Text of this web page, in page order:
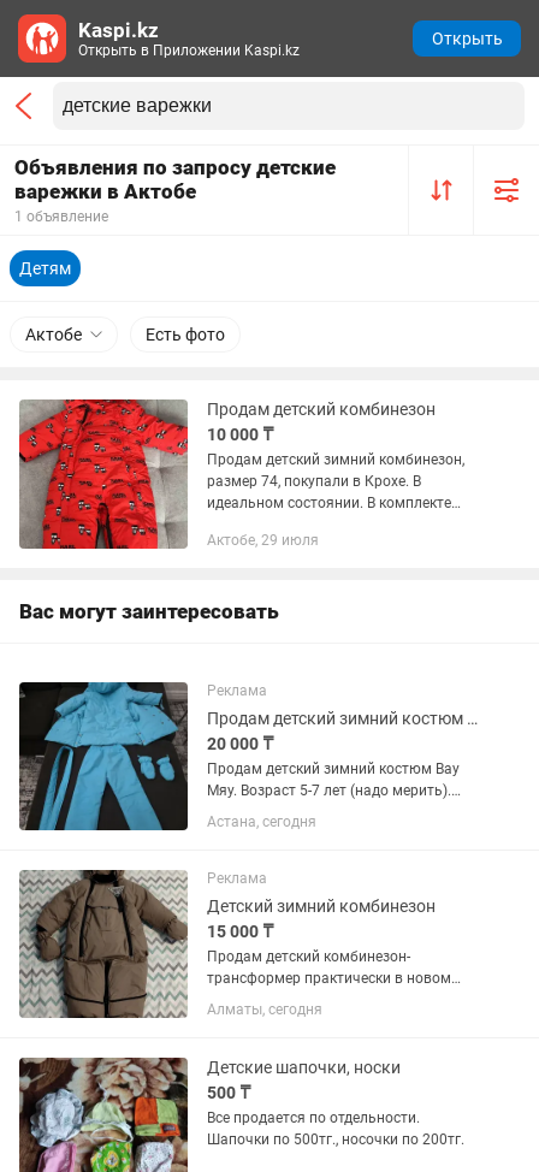
Объявления по запросу детские
варежки в Актобе
1 объявление
Детям
Актобе Есть фото
Продам детский комбинезон
10 000 ₸
Продам детский зимний комбинезон,
размер 74, покупали в Крохе. В
идеальном состоянии. В комплекте
Актобе, 29 июля
Вас могут заинтересовать
Реклама
Продам детский зимний костюм Вау Мяу
20 000 ₸
Продам детский зимний костюм Вау
Мяу. Возраст 5-7 лет (надо мерить).
Относила 1 сезон. Шикарно держит
холод, гуляла всю зиму с красными
валбериз за 110к, на озоне такой...
Астана, сегодня
Реклама
Детский зимний комбинезон
15 000 ₸
Продам детский комбинезон-
трансформер практически в новом
состоянии. Можно носить как
комбинезон с ножками, а можно как
Ростовка на 74 см. Тёплый, мягкий, не...
Алматы, сегодня
Детские шапочки, носки
500 ₸
Все продается по отдельности.
Шапочки по 500тг., носочки по 200тг.
Kaspi.kz
Открыть в Приложении Kaspi.kz
Открыть